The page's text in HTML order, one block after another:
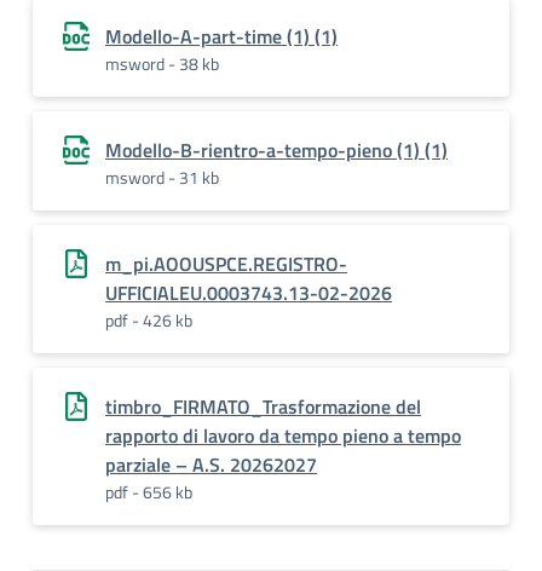
Modello-A-part-time (1) (1)
msword - 38 kb
Modello-B-rientro-a-tempo-pieno (1) (1)
msword - 31 kb
m_pi.AOOUSPCE.REGISTRO-
UFFICIALEU.0003743.13-02-2026
pdf - 426 kb
timbro_FIRMATO_Trasformazione del
rapporto di lavoro da tempo pieno a tempo
parziale – A.S. 20262027
pdf - 656 kb